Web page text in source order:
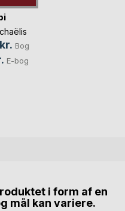
Bog
E-bog
i form af en
mål kan variere.